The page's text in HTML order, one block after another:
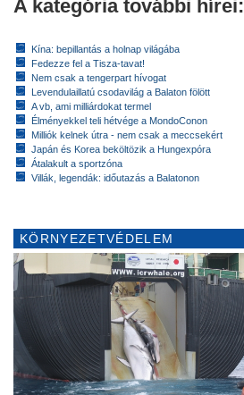
A kategória további hírei:
Kína: bepillantás a holnap világába
Fedezze fel a Tisza-tavat!
Nem csak a tengerpart hívogat
Levendulaillatú csodavilág a Balaton fölött
A vb, ami milliárdokat termel
Élményekkel teli hétvége a MondoConon
Milliók kelnek útra - nem csak a meccsekért
Japán és Korea beköltözik a Hungexpóra
Átalakult a sportzóna
Villák, legendák: időutazás a Balatonon
KÖRNYEZETVÉDELEM